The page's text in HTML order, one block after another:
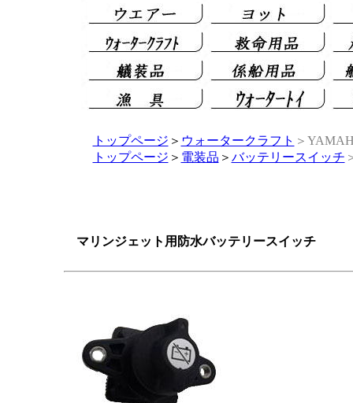
トップページ ＞ ウォータークラフト ＞
トップページ ＞ 電装品 ＞ バッテリースイッチ
マリンジェット用防水バッテリースイッチ